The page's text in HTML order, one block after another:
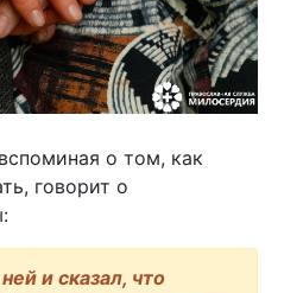
о том, как
говорит о
и сказал, что